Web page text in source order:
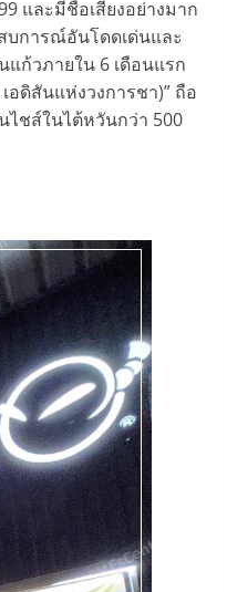
และมีชื่อเสียงอย่างมาก
การณ์อันโดดเด่นและ
แก้วภายใน 6 เดือนแรก
อดิสันแห่งวงการชา)” ถือ
ชส์ในไต้หวันกว่า 500